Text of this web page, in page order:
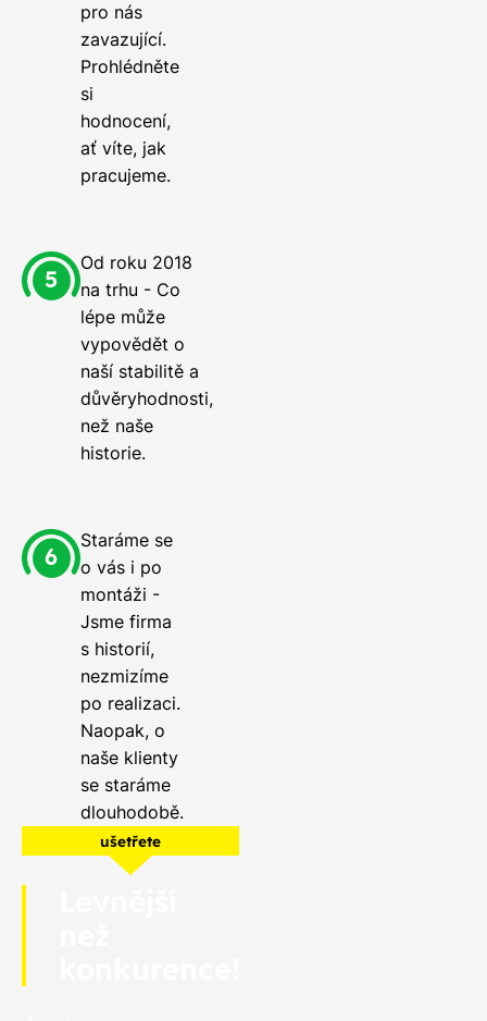
pro nás
zavazující.
Prohlédněte
si
hodnocení,
ať víte, jak
pracujeme.
Od roku 2018
na trhu - Co
lépe může
vypovědět o
naší stabilitě a
důvěryhodnosti,
než naše
historie.
Staráme se
o vás i po
montáži -
Jsme firma
s historií,
nezmizíme
po realizaci.
Naopak, o
naše klienty
se staráme
dlouhodobě.
ušetřete